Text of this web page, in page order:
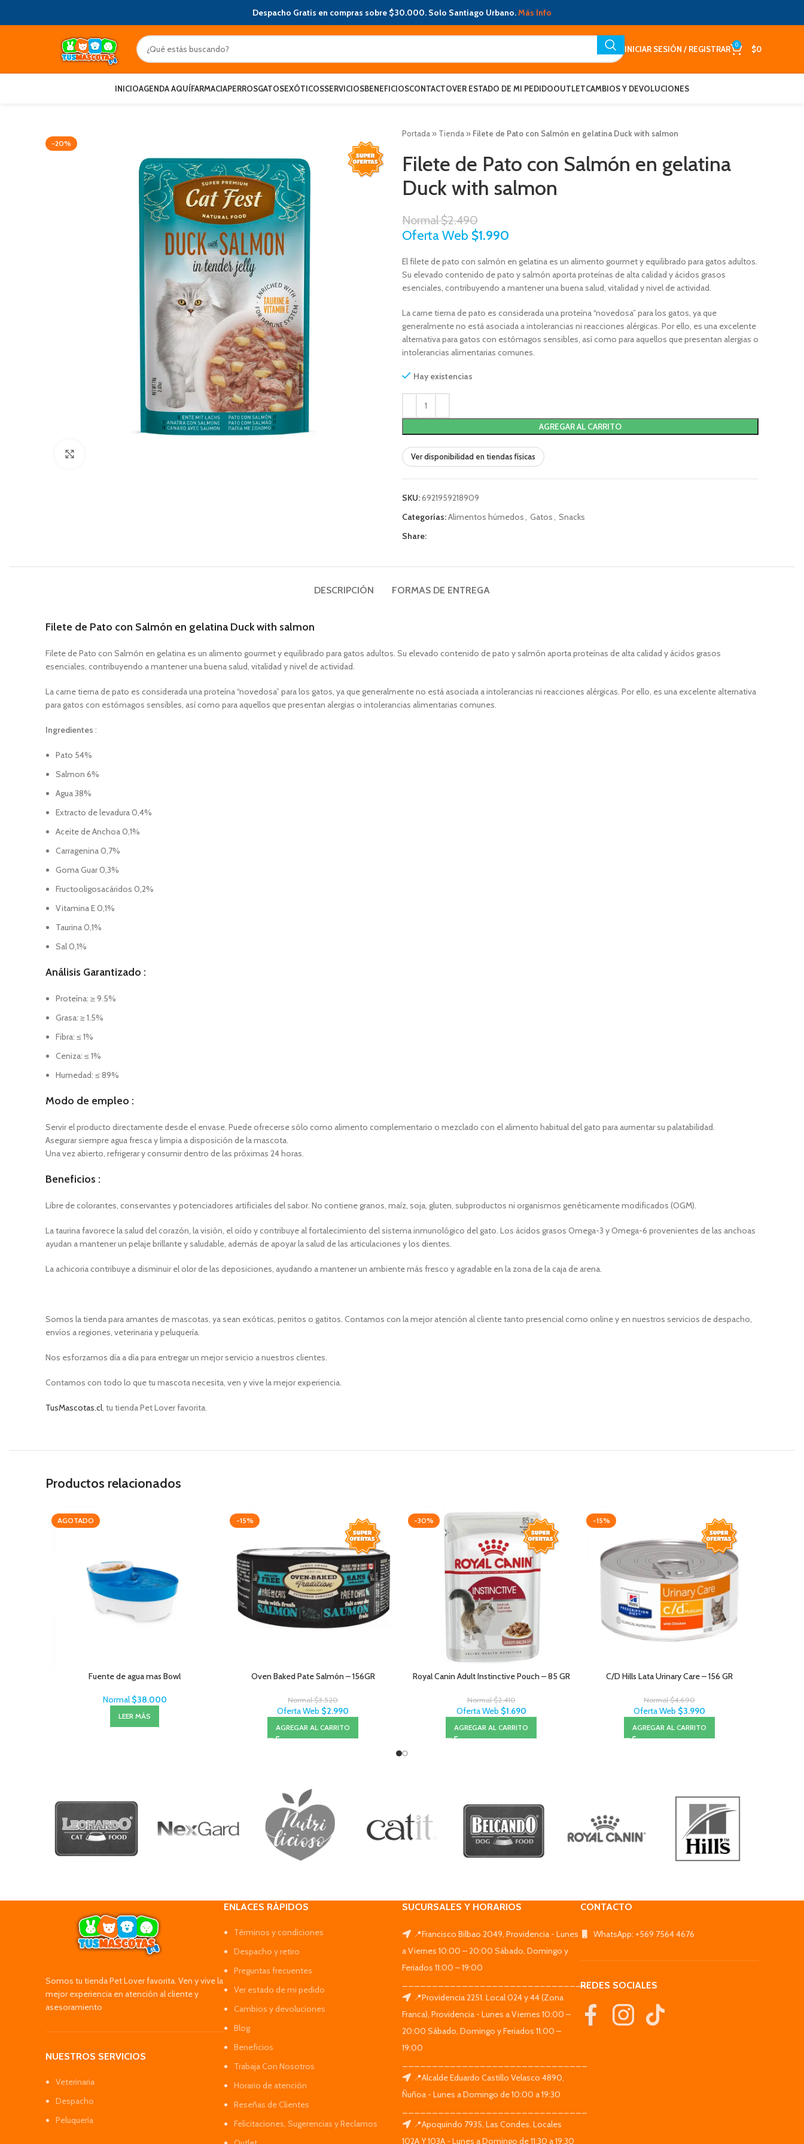
Despacho Gratis en compras sobre $30.000. Solo Santiago Urbano.Más Info
INICIAR SESIÓN / REGISTRAR 0 $0
INICIOAGENDA AQUÍFARMACIAPERROSGATOSEXÓTICOSSERVICIOSBENEFICIOSCONTACTOVER ESTADO DE MI PEDIDOOUTLETCAMBIOS Y DEVOLUCIONES
-20%
Portada » Tienda » Filete de Pato con Salmón en gelatina Duck with salmon
Filete de Pato con Salmón en gelatina
Duck with salmon
Normal$2.490
Oferta Web $1.990
El filete de pato con salmón en gelatina es un alimento gourmet y equilibrado para gatos adultos.
Su elevado contenido de pato y salmón aporta proteínas de alta calidad y ácidos grasos
esenciales, contribuyendo a mantener una buena salud, vitalidad y nivel de actividad.
La carne tierna de pato es considerada una proteína “novedosa” para los gatos, ya que
generalmente no está asociada a intolerancias ni reacciones alérgicas. Por ello, es una excelente
alternativa para gatos con estómagos sensibles, así como para aquellos que presentan alergias o
intolerancias alimentarias comunes.
Hay existencias
AGREGAR AL CARRITO
Ver disponibilidad en tiendas físicas
SKU:6921959218909
Categorías:Alimentos húmedos, Gatos, Snacks
Share:
DESCRIPCIÓN FORMAS DE ENTREGA
Filete de Pato con Salmón en gelatina Duck with salmon
Filete de Pato con Salmón en gelatina es un alimento gourmet y equilibrado para gatos adultos. Su elevado contenido de pato y salmón aporta proteínas de alta calidad y ácidos grasos
esenciales, contribuyendo a mantener una buena salud, vitalidad y nivel de actividad.
La carne tierna de pato es considerada una proteína “novedosa” para los gatos, ya que generalmente no está asociada a intolerancias ni reacciones alérgicas. Por ello, es una excelente alternativa
para gatos con estómagos sensibles, así como para aquellos que presentan alergias o intolerancias alimentarias comunes.
Ingredientes :
Pato 54%
Salmon 6%
Agua 38%
Extracto de levadura 0,4%
Aceite de Anchoa 0,1%
Carragenina 0,7%
Goma Guar 0,3%
Fructooligosacáridos 0,2%
Vitamina E 0,1%
Taurina 0,1%
Sal 0,1%
Análisis Garantizado :
Proteína: ≥ 9.5%
Grasa: ≥ 1.5%
Fibra: ≤ 1%
Ceniza: ≤ 1%
Humedad: ≤ 89%
Modo de empleo :
Servir el producto directamente desde el envase. Puede ofrecerse sólo como alimento complementario o mezclado con el alimento habitual del gato para aumentar su palatabilidad.
Asegurar siempre agua fresca y limpia a disposición de la mascota.
Una vez abierto, refrigerar y consumir dentro de las próximas 24 horas.
Beneficios :
Libre de colorantes, conservantes y potenciadores artificiales del sabor. No contiene granos, maíz, soja, gluten, subproductos ni organismos genéticamente modificados (OGM).
La taurina favorece la salud del corazón, la visión, el oído y contribuye al fortalecimiento del sistema inmunológico del gato. Los ácidos grasos Omega-3 y Omega-6 provenientes de las anchoas
ayudan a mantener un pelaje brillante y saludable, además de apoyar la salud de las articulaciones y los dientes.
La achicoria contribuye a disminuir el olor de las deposiciones, ayudando a mantener un ambiente más fresco y agradable en la zona de la caja de arena.
Somos la tienda para amantes de mascotas, ya sean exóticas, perritos o gatitos. Contamos con la mejor atención al cliente tanto presencial como online y en nuestros servicios de despacho,
envíos a regiones, veterinaria y peluquería.
Nos esforzamos día a día para entregar un mejor servicio a nuestros clientes.
Contamos con todo lo que tu mascota necesita, ven y vive la mejor experiencia.
TusMascotas.cl, tu tienda Pet Lover favorita.
Productos relacionados
AGOTADO
Fuente de agua mas Bowl
Normal $38.000
LEER MÁS
-15%
Oven Baked Pate Salmón – 156GR
Normal$3.520
Oferta Web $2.990
AGREGAR AL CARRITO
-30%
Royal Canin Adult Instinctive Pouch – 85 GR
Normal$2.410
Oferta Web $1.690
AGREGAR AL CARRITO
-15%
C/D Hills Lata Urinary Care – 156 GR
Normal$4.690
Oferta Web $3.990
AGREGAR AL CARRITO
Somos tu tienda Pet Lover favorita. Ven y vive la
mejor experiencia en atención al cliente y
asesoramiento
NUESTROS SERVICIOS
Veterinaria
Despacho
Peluquería
ENLACES RÁPIDOS
Términos y condiciones
Despacho y retiro
Preguntas frecuentes
Ver estado de mi pedido
Cambios y devoluciones
Blog
Beneficios
Trabaja Con Nosotros
Horario de atención
Reseñas de Clientes
Felicitaciones, Sugerencias y Reclamos
SUCURSALES Y HORARIOS
📍Francisco Bilbao 2049, Providencia - Lunes
a Viernes 10:00 – 20:00 Sábado, Domingo y
Feriados 11:00 – 19:00
_______________________________
📍Providencia 2251. Local 024 y 44 (Zona
Franca), Providencia - Lunes a Viernes 10:00 –
20:00 Sábado, Domingo y Feriados 11:00 –
19:00
📍Alcalde Eduardo Castillo Velasco 4890,
Ñuñoa - Lunes a Domingo de 10:00 a 19:30
📍Apoquindo 7935, Las Condes. Locales
102A Y 103A - Lunes a Domingo de 11:30 a 19:30
CONTACTO
WhatsApp: +569 7564 4676
REDES SOCIALES